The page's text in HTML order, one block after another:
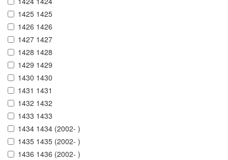
1425 1425
1426 1426
1427 1427
1428 1428
1429 1429
1430 1430
1431 1431
1432 1432
1433 1433
1434 1434 (2002- )
1435 1435 (2002- )
1436 1436 (2002- )